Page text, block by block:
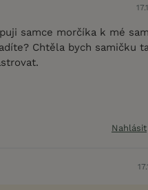
samce morčíka k mé
Chtěla bych samičku
Nahlásit